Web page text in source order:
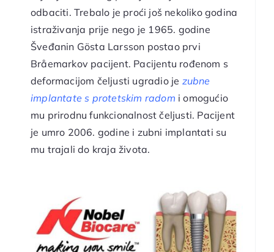
odbaciti. Trebalo je proći još nekoliko godina
istraživanja prije nego je 1965. godine
Šveđanin Gösta Larsson postao prvi
Bråemarkov pacijent. Pacijentu rođenom s
deformacijom čeljusti ugradio je zubne
implantate s protetskim radom i omogućio
mu prirodnu funkcionalnost čeljusti. Pacijent
je umro 2006. godine i zubni implantati su
mu trajali do kraja života.